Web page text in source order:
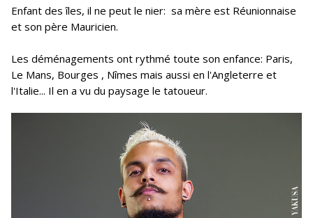
Enfant des îles, il ne peut le nier: sa mère est Réunionnaise
et son père Mauricien.
Les déménagements ont rythmé toute son enfance: Paris,
Le Mans, Bourges , Nîmes mais aussi en l'Angleterre et
l'Italie... Il en a vu du paysage le tatoueur.